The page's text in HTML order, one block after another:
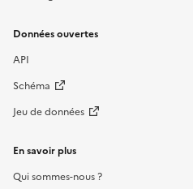
Données ouvertes
API
Schéma
Jeu de données
En savoir plus
Qui sommes-nous ?